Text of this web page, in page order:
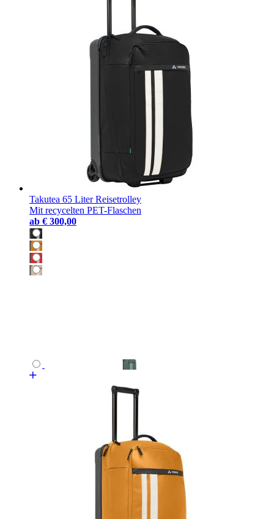
Takutea 65 Liter Reisetrolley
Mit recycelten PET-Flaschen
ab € 300,00